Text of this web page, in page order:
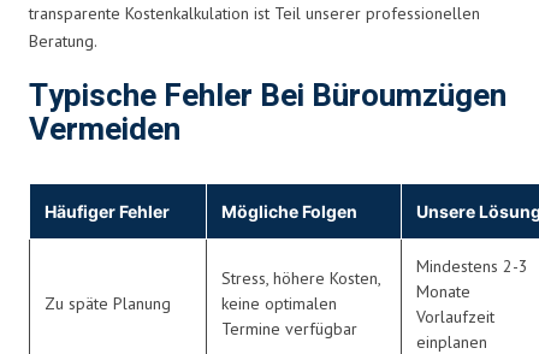
transparente Kostenkalkulation ist Teil unserer professionellen
Beratung.
Typische Fehler Bei Büroumzügen
Vermeiden
Häufiger Fehler Mögliche Folgen Unsere
Zu späte Planung
Stress, höhere Kosten,
keine optimalen
Termine verfügbar
Mindestens 2-3
Monate
Vorlaufzeit
einplanen